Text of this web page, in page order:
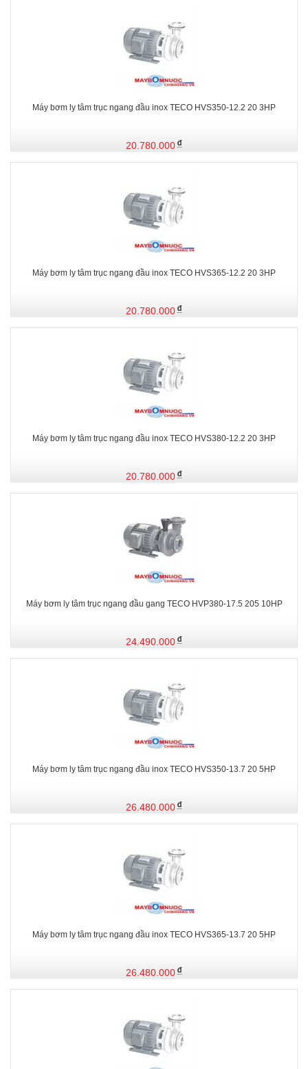
Máy bơm ly tâm trục ngang đầu inox TECO HVS350-12.2 20 3HP
20.780.000
Máy bơm ly tâm trục ngang đầu inox TECO HVS365-12.2 20 3HP
20.780.000
Máy bơm ly tâm trục ngang đầu inox TECO HVS380-12.2 20 3HP
20.780.000
Máy bơm ly tâm trục ngang đầu gang TECO HVP380-17.5 205 10HP
24.490.000
Máy bơm ly tâm trục ngang đầu inox TECO HVS350-13.7 20 5HP
26.480.000
Máy bơm ly tâm trục ngang đầu inox TECO HVS365-13.7 20 5HP
26.480.000